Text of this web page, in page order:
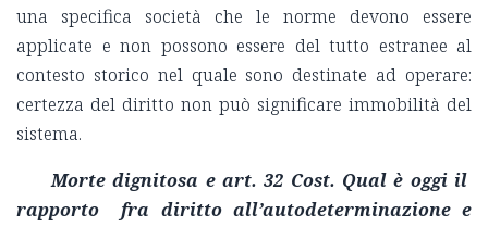
una specifica società che le norme devono essere
applicate e non possono essere del tutto estranee al
contesto storico nel quale sono destinate ad operare:
certezza del diritto non può significare immobilità del
sistema.
Morte dignitosa e art. 32 Cost. Qual è oggi il
rapporto fra diritto all’autodeterminazione e